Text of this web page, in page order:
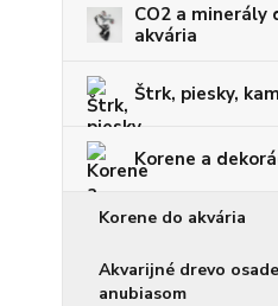
CO2 a minerály
akvária
Štrk, piesky,
Korene a
Korene do akvária
Akvarijné drevo
anubiasom